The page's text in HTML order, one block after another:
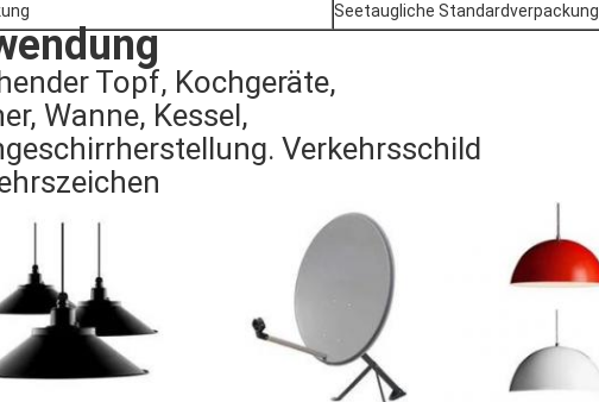
Seetaugliche Standardverpackung
Topf, Kochgeräte,
Wanne, Kessel,
Verkehrsschild